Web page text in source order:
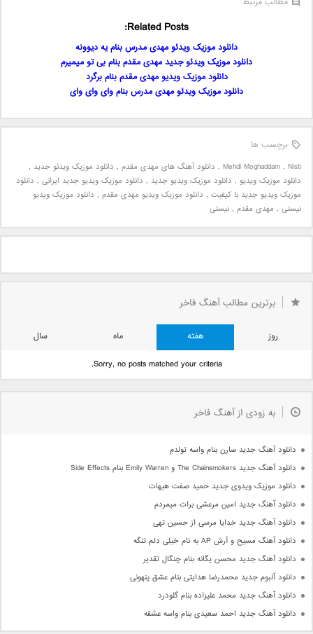
Related Posts:
دانلود موزیک ویدئو مهدی مدرس بنام یه دیوونه
دانلود موزیک ویدئو جدید مهدی مقدم بنام بی تو میمیرم
دانلود موزیک ویدیو مهدی مقدم بنام برگرد
دانلود موزیک ویدئو مهدی مدرس بنام وای وای وای
برچسب ها
Mehdi Moghaddam , Nisti
, دانلود آهنگ های مهدی مقدم , دانلود موزیک ویدئو جدید ,
دانلود موزیک ویدیو , دانلود موزیک ویدیو جدید , دانلود موزیک ویدیو جدید ایرانی , دانلود
موزیک ویدیو جدید با کیفیت , دانلود موزیک ویدیو مهدی مقدم , دانلود موزیک ویدیو
نیستی , مهدی مقدم , نیستی
برترین مطالب آهنگ فاخر
روز هفته ماه
سال
Sorry, no posts matched your criteria.
به زودی از آهنگ فاخر
دانلود آهنگ جدید سارن بنام واسه تولدم
دانلود آهنگ جدید The Chainsmokers و Emily Warren بنام Side Effects
دانلود موزیک ویدوی جدید حمید صفت هیهات
دانلود آهنگ جدید امین مرعشی برات میمردم
دانلود آهنگ جدید خدایا مرسی از حسین تهی
دانلود آهنگ مسیح و آرش AP به نام خیلی دلم تنگه
دانلود آهنگ جدید محسن یگانه بنام چنگال تقدیر
دانلود آلبوم جدید محمدرضا هدایتی بنام عشق پنهونی
دانلود آهنگ جدید محمد علیزاده بنام گلودرد
دانلود آهنگ جدید احمد سعیدی بنام واسه عشقه